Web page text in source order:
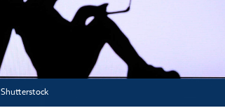
Shutterstock